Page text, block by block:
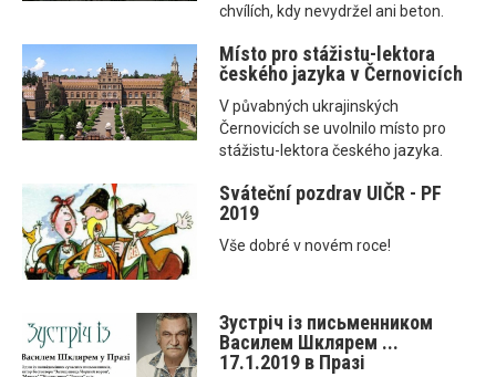
chvílích, kdy nevydržel ani beton.
Místo pro stážistu-lektora
českého jazyka v Černovicích
V půvabných ukrajinských
Černovicích se uvolnilo místo pro
stážistu-lektora českého jazyka.
Sváteční pozdrav UIČR - PF
2019
Vše dobré v novém roce!
Зустріч із письменником
Василем Шклярем ...
17.1.2019 в Празі